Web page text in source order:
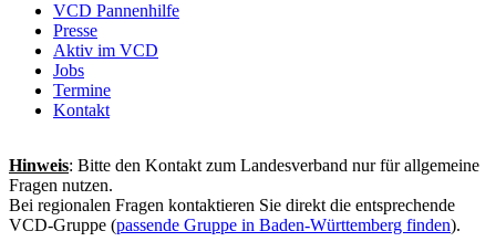
VCD Pannenhilfe
Presse
Aktiv im VCD
Jobs
Termine
Kontakt
Hinweis: Bitte den Kontakt zum Landesverband nur für allgemeine
Fragen nutzen.
Bei regionalen Fragen kontaktieren Sie direkt die entsprechende
VCD-Gruppe (passende Gruppe in Baden-Württemberg finden).